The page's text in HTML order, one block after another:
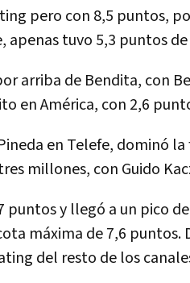
pero con 8,5 puntos,
apenas tuvo 5,3 puntos
arriba de Bendita, con
en América, con 2,6
en Telefe, dominó
millones, con Guido
puntos y llegó a un pico
máxima de 7,6 puntos.
del resto de los